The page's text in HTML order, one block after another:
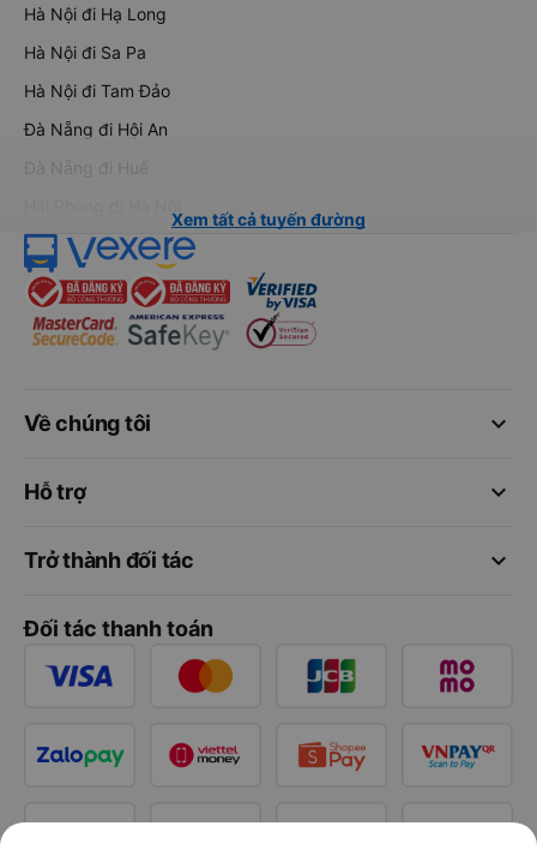
Hà Nội đi Hạ Long
Hà Nội đi Sa Pa
Hà Nội đi Tam Đảo
Đà Nẵng đi Hội An
Đà Nẵng đi Huế
Xem tất cả tuyến đường
keyboard_arrow_down
Về chúng tôi
keyboard_arrow_down
Hỗ trợ
keyboard_arrow_down
Trở thành đối tác
Đối tác thanh toán